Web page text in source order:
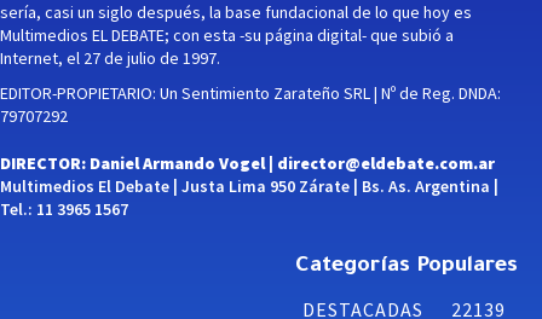
sería, casi un siglo después, la base fundacional de lo que hoy es
Multimedios EL DEBATE; con esta -su página digital- que subió a
Internet, el 27 de julio de 1997.
EDITOR-PROPIETARIO: Un Sentimiento Zarateño SRL | Nº de Reg. DNDA:
79707292
DIRECTOR: Daniel Armando Vogel | director@eldebate.com.ar
Multimedios El Debate | Justa Lima 950 Zárate | Bs. As. Argentina |
Tel.: 11 3965 1567
Categorías Populares
DESTACADAS
22139